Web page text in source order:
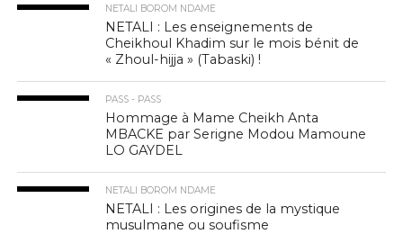
NETALI BOROM NDAME
NETALI : Les enseignements de
Cheikhoul Khadim sur le mois bénit de
« Zhoul-hijja » (Tabaski) !
PASS - PASS
Hommage à Mame Cheikh Anta
MBACKE par Serigne Modou Mamoune
LO GAYDEL
NETALI BOROM NDAME
NETALI : Les origines de la mystique
musulmane ou soufisme